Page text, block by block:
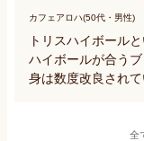
カフェアロハ(50代・男性)
トリスハイボール
ハイボールが合う
身は数度改良されて
全